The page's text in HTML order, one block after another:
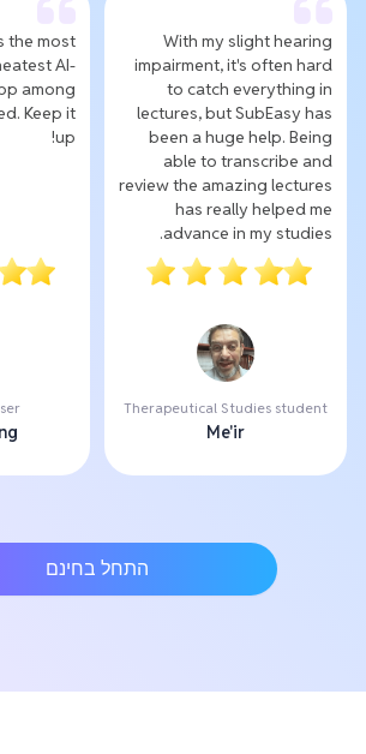
With my slight hearing
impairment, it's often hard
to catch everything in
lectures, but SubEasy has
been a huge help. Being
able to transcribe and
review the amazing lectures
has really helped me
advance in my studies.
Therapeutical Studies student
Me'ir
the most
AI-
among
Keep it
up!
התחל בחינם